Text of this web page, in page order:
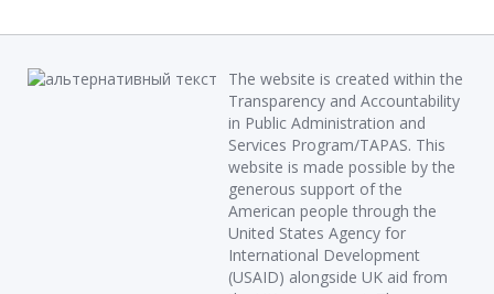
The website is created within the
Transparency and Accountability
in Public Administration and
Services Program/TAPAS. This
website is made possible by the
generous support of the
American people through the
United States Agency for
International Development
(USAID) alongside UK aid from